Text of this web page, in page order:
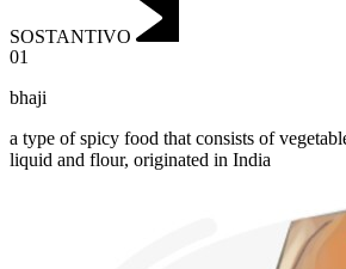
SOSTANTIVO
01
bhaji
a type of spicy food that consists of
liquid and flour, originated in India